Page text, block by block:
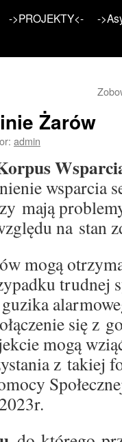
->PROJEKTY<-
-
Żarów
admin
wsparcia
mają
na stan
mogą
trudnej
się z
mogą
z takiej